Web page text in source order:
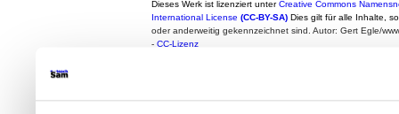
Dieses Werk ist lizenziert unterCreative Commons
International License (CC-BY-SA) Dies gilt für alle Inhalte,
oder anderweitig gekennzeichnet sind. Autor: Gert Egle/
- CC-Lizenz